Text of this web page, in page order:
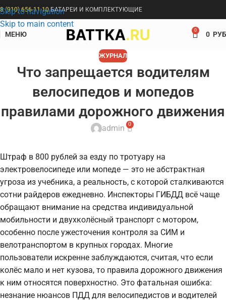
Skip to navigation
Skip to main content
8 (910) 656-11-10БАТАРЕИ И КОМПЛЕКТУЮЩИЕ
МЕНЮ 0 0
ЖУРНАЛ
Что запрещается водителям
велосипедов и мопедов
правилами дорожного движения
admin 0
Штраф в 800 рублей за езду по тротуару на
электровелосипеде или мопеде — это не абстрактная
угроза из учебника, а реальность, с которой сталкиваются
сотни райдеров ежедневно. Инспекторы ГИБДД всё чаще
обращают внимание на средства индивидуальной
мобильности и двухколёсный транспорт с мотором,
особенно после ужесточения контроля за СИМ и
велотранспортом в крупных городах. Многие
пользователи искренне заблуждаются, считая, что если
колёс мало и нет кузова, то правила дорожного движения
к ним относятся поверхностно. Это фатальная ошибка:
незнание нюансов ПДД для велосипедистов и водителей